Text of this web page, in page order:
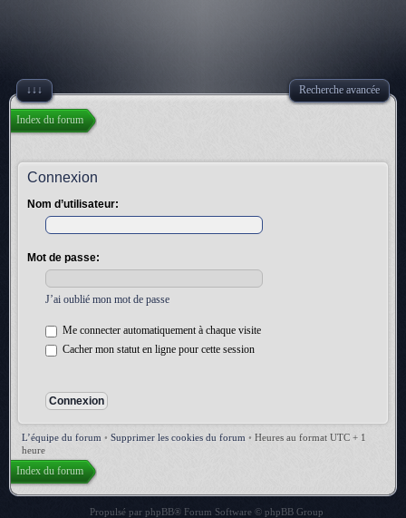
↓↓↓ Recherche avancée
Index du forum
Connexion
Nom d’utilisateur:
Mot de passe:
J’ai oublié mon mot de passe
Me connecter automatiquement à chaque visite
Cacher mon statut en ligne pour cette session
L’équipe du forum • Supprimer les cookies du forum • Heures au format UTC + 1
heure
Index du forum
Propulsé par phpBB® Forum Software © phpBB Group